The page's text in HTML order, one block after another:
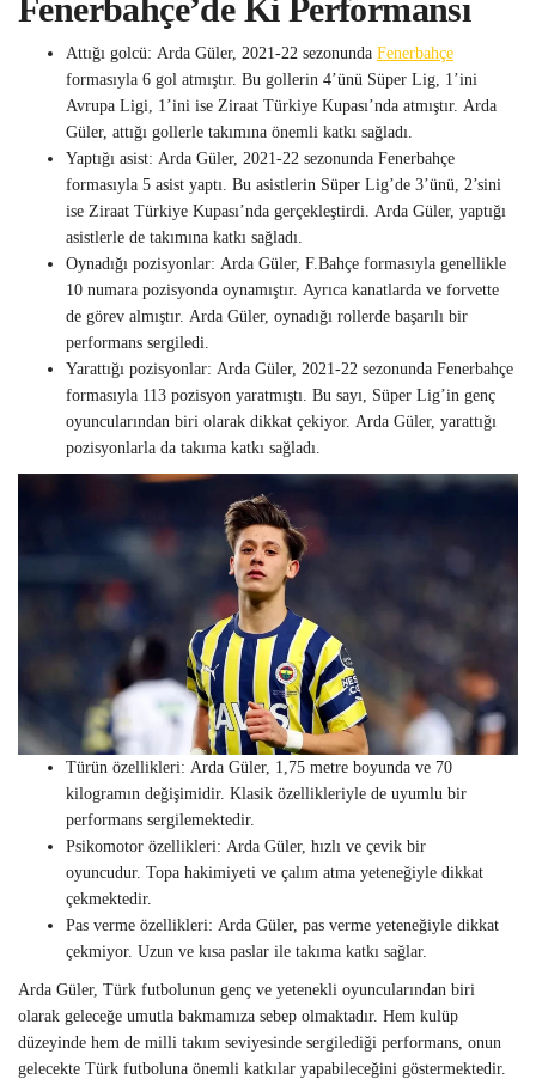
Fenerbahçe’de Ki Performansı
Attığı golcü: Arda Güler, 2021-22 sezonunda Fenerbahçe
formasıyla 6 gol atmıştır. Bu gollerin 4’ünü Süper Lig, 1’ini
Avrupa Ligi, 1’ini ise Ziraat Türkiye Kupası’nda atmıştır. Arda
Güler, attığı gollerle takımına önemli katkı sağladı.
Yaptığı asist: Arda Güler, 2021-22 sezonunda Fenerbahçe
formasıyla 5 asist yaptı. Bu asistlerin Süper Lig’de 3’ünü, 2’sini
ise Ziraat Türkiye Kupası’nda gerçekleştirdi. Arda Güler, yaptığı
asistlerle de takımına katkı sağladı.
Oynadığı pozisyonlar: Arda Güler, F.Bahçe formasıyla genellikle
10 numara pozisyonda oynamıştır. Ayrıca kanatlarda ve forvette
de görev almıştır. Arda Güler, oynadığı rollerde başarılı bir
performans sergiledi.
Yarattığı pozisyonlar: Arda Güler, 2021-22 sezonunda Fenerbahçe
formasıyla 113 pozisyon yaratmıştı. Bu sayı, Süper Lig’in genç
oyuncularından biri olarak dikkat çekiyor. Arda Güler, yarattığı
pozisyonlarla da takıma katkı sağladı.
Türün özellikleri: Arda Güler, 1,75 metre boyunda ve 70
kilogramın değişimidir. Klasik özellikleriyle de uyumlu bir
performans sergilemektedir.
Psikomotor özellikleri: Arda Güler, hızlı ve çevik bir
oyuncudur. Topa hakimiyeti ve çalım atma yeteneğiyle dikkat
çekmektedir.
Pas verme özellikleri: Arda Güler, pas verme yeteneğiyle dikkat
çekmiyor. Uzun ve kısa paslar ile takıma katkı sağlar.
Arda Güler, Türk futbolunun genç ve yetenekli oyuncularından biri
olarak geleceğe umutla bakmamıza sebep olmaktadır. Hem kulüp
düzeyinde hem de milli takım seviyesinde sergilediği performans, onun
gelecekte Türk futboluna önemli katkılar yapabileceğini göstermektedir.